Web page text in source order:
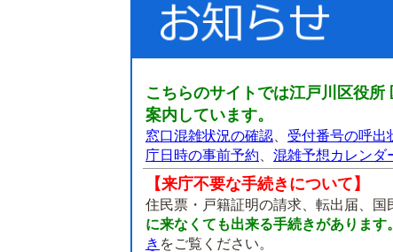
こちらのサイトでは江戸川区役
案内しています。
窓口混雑状況の確認 受付番号の呼出
庁日時の事前予約
混雑予想カレンダ
【来庁不要な手続きについて】
住民票・戸籍証明の請求、転出届、国
に来なくても出来る手続きがあります。
き をご覧ください。